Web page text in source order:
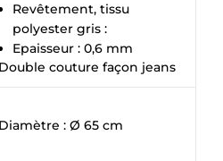
Revêtement, tissu
polyester gris :
Epaisseur : 0,6 mm
Double couture façon jeans
Diamètre : Ø 65 cm